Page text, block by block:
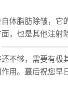
体脂肪除皱，它
，也是其他注射
不够，需要有极
用。蕞后祝您早